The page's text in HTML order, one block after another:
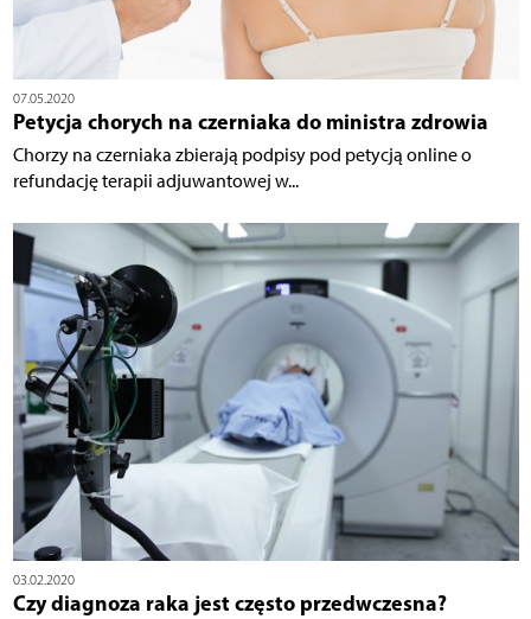
07.05.2020
Petycja chorych na czerniaka do ministra zdrowia
Chorzy na czerniaka zbierają podpisy pod petycją online o
refundację terapii adjuwantowej w...
03.02.2020
Czy diagnoza raka jest często przedwczesna?